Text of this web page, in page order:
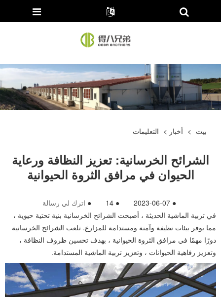
بيت > أخبار > التعليمات
الشرائح الخرسانية: تعزيز النظافة ورعاية
الحيوان في مرافق الثروة الحيوانية
●
2023-06-07
●
14
● اترك لي رسالة
في تربية الماشية الحديثة ، أصبحت الشرائح الخرسانية بنية تحتية حيوية ،
مما يوفر بيئات نظيفة وآمنة ومستدامة للمزارع. تلعب الشرائح الخرسانية
دورًا مهمًا في مرافق الثروة الحيوانية ، بهدف تحسين ظروف النظافة ،
وتعزيز رفاهية الحيوانات ، وتعزيز تربية الماشية المستدامة.